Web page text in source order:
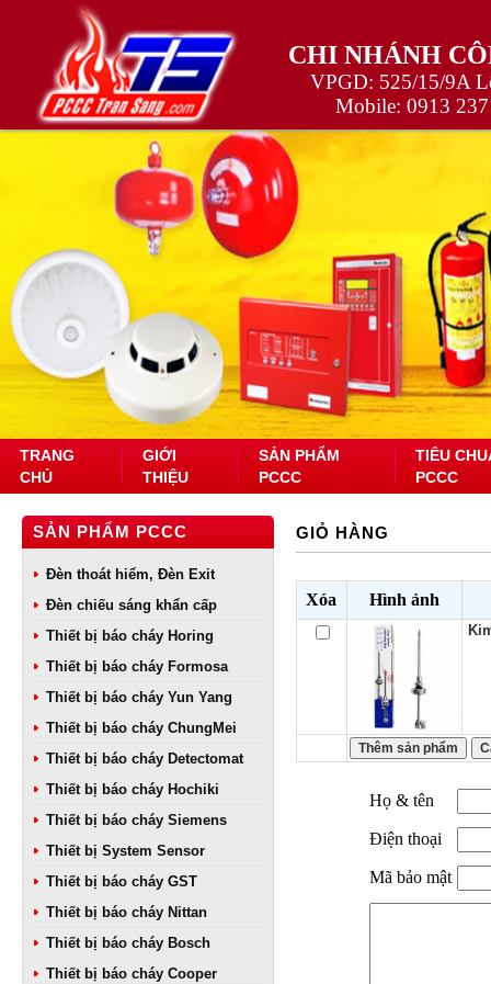
CHI NHÁNH
VPGD: 525/15/9A
Mobile: 0913
TRANG
CHỦ
GIỚI
THIỆU
SẢN PHẨM
PCCC
TIÊU
PCCC
SẢN PHẨM PCCC
Đèn thoát hiểm, Đèn Exit
Đèn chiếu sáng khẩn cấp
Thiết bị báo cháy Horing
Thiết bị báo cháy Formosa
Thiết bị báo cháy Yun Yang
Thiết bị báo cháy ChungMei
Thiết bị báo cháy Detectomat
Thiết bị báo cháy Hochiki
Thiết bị báo cháy Siemens
Thiết bị System Sensor
Thiết bị báo cháy GST
Thiết bị báo cháy Nittan
Thiết bị báo cháy Bosch
Thiết bị báo cháy Cooper
GIỎ HÀNG
Xóa Hình ảnh
Họ & tên
Điện thoại
Mã bảo mật